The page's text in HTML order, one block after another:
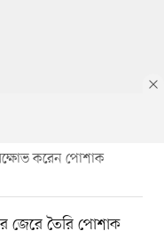
করেন পোশাক
জেরে তৈরি পোশাক